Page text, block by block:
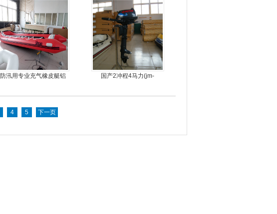
防汛用专业充气橡皮艇铝
国产2冲程4马力(jm-
4 5 下一页